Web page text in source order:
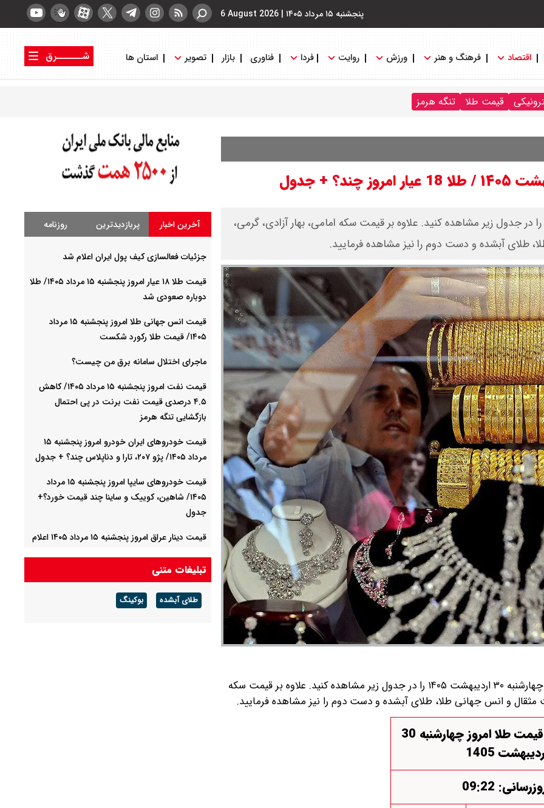
پنجشنبه ۱۵ مرداد ۱۴۰۵ |
6 August 2026
اقتصاد فرهنگ و هنر ورزش روایت فردا فناوری بازار تصویر استان ها
شــــــرق
قیمت طلا تنگه هرمز
قیمت سکه و قیمت طلا امروز چهارشنبه ۳۰ اردیبهشت ۱۴۰۵ را در جدول زیر مشاهده کنید. علاوه بر قیمت سکه امامی، بهار آزادی، گرمی،
طلای آبشده و دست دوم را نیز مشاهده فرمایید.
قیمت سکه و قیمت طلا امروز چهارشنبه ۳۰ اردیبهشت ۱۴۰۵ را در جدول زیر مشاهده کنید. علاوه بر قیمت سکه
مثقال و انس جهانی طلا، طلای آبشده و دست دوم را نیز مشاهده فرمایید.
قیمت سکه و قیمت طلا امروز چهارشنبه 30
1405
09:22
آخرین اخبار پربازدیدترین روزنامه
جزئیات فعالسازی کیف پول ایران اعلام شد
قیمت طلا ۱۸ عیار امروز پنجشنبه ۱۵ مرداد ۱۴۰۵/ طلا
دوباره صعودی شد
قیمت انس جهانی طلا امروز پنجشنبه ۱۵ مرداد
۱۴۰۵/ قیمت طلا رکورد شکست
ماجرای اختلال سامانه برق من چیست؟
قیمت نفت امروز پنجشنبه ۱۵ مرداد ۱۴۰۵/ کاهش
۴.۵ درصدی قیمت نفت برنت در پی احتمال
بازگشایی تنگه هرمز
قیمت خودرو‌های ایران خودرو امروز پنجشنبه ۱۵
مرداد ۱۴۰۵/ پژو ۲۰۷، تارا و دناپلاس چند؟ + جدول
قیمت خودرو‌های سایپا امروز پنجشنبه ۱۵ مرداد
۱۴۰۵/ شاهین، کوییک و ساینا چند قیمت خورد؟+
جدول
قیمت دینار عراق امروز پنجشنبه ۱۵ مرداد ۱۴۰۵ اعلام
خانوارها شارژ شد
تبلیغات متنی
طلای آبشده بوکینگ